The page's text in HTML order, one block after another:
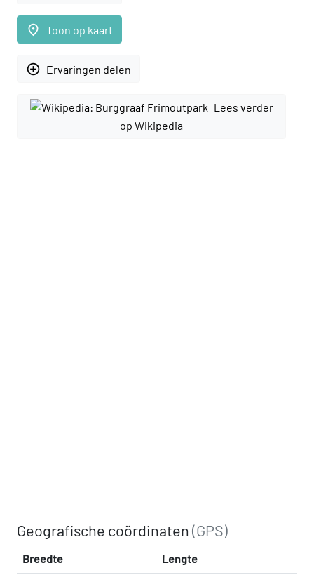
place Toon op kaart
add_circle_outline Ervaringen delen
Lees verder
op Wikipedia
Geografische coördinaten(GPS)
Breedte Lengte